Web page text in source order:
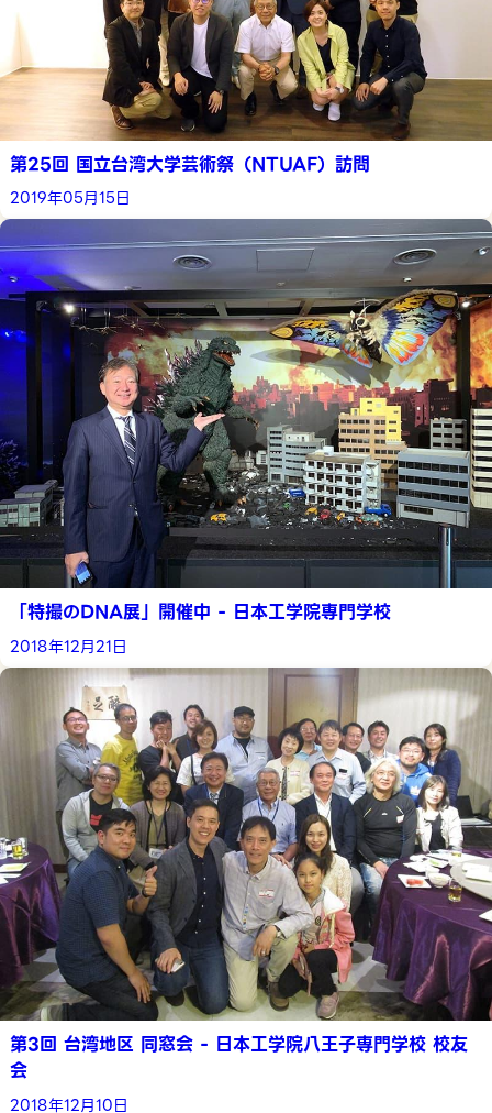
第25回 国立台湾大学芸術祭（NTUAF）訪問
2019年05月15日
「特撮のDNA展」開催中 - 日本工学院専門学校
2018年12月21日
第3回 台湾地区 同窓会 - 日本工学院八王子専門学校 校友
会
2018年12月10日